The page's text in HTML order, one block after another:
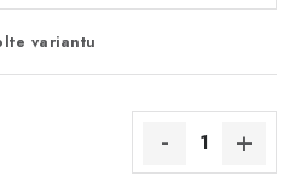
variantu